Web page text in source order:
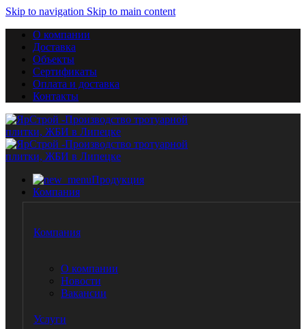
Skip to navigation Skip to main content
О компании
Доставка
Объекты
Сертификаты
Оплата и доставка
Контакты
Продукция
Компания
Компания
О компании
Новости
Вакансии
Услуги